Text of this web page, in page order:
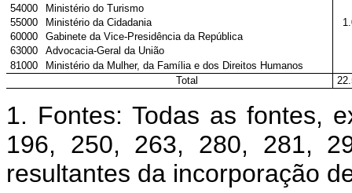
54000
Ministério do Turismo
55000
Ministério da Cidadania
60000
Gabinete da Vice-Presidência da República
63000
Advocacia-Geral da União
81000
Ministério da Mulher, da Família e dos Direitos Humanos
Total
1. Fontes: Todas as fontes,
196, 250, 263, 280, 281,
resultantes da incorporação